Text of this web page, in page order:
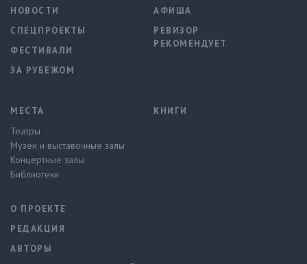
НОВОСТИ
СПЕЦПРОЕКТЫ
ФЕСТИВАЛИ
ЗА РУБЕЖОМ
АФИША
РЕВИЗОР
РЕКОМЕНДУЕТ
МЕСТА
Театры
Музеи и выставочные залы
Концертные залы
Библиотеки
КНИГИ
О ПРОЕКТЕ
РЕДАКЦИЯ
АВТОРЫ